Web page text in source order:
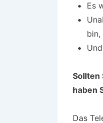
Es
bin,
Sollten
haben
Das